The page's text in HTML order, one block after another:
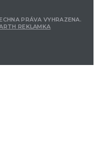
PRÁVA VYHRAZENA.
REKLAMKA